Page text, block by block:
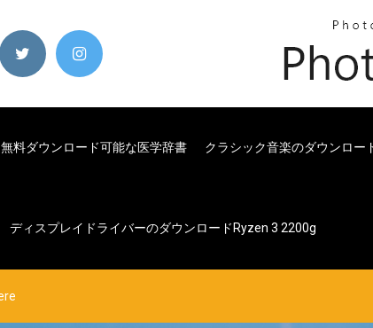
無料ダウンロード可能な医学辞書 クラシック音楽のダウンロー
ディスプレイドライバーのダウンロードryzen 3 2200g